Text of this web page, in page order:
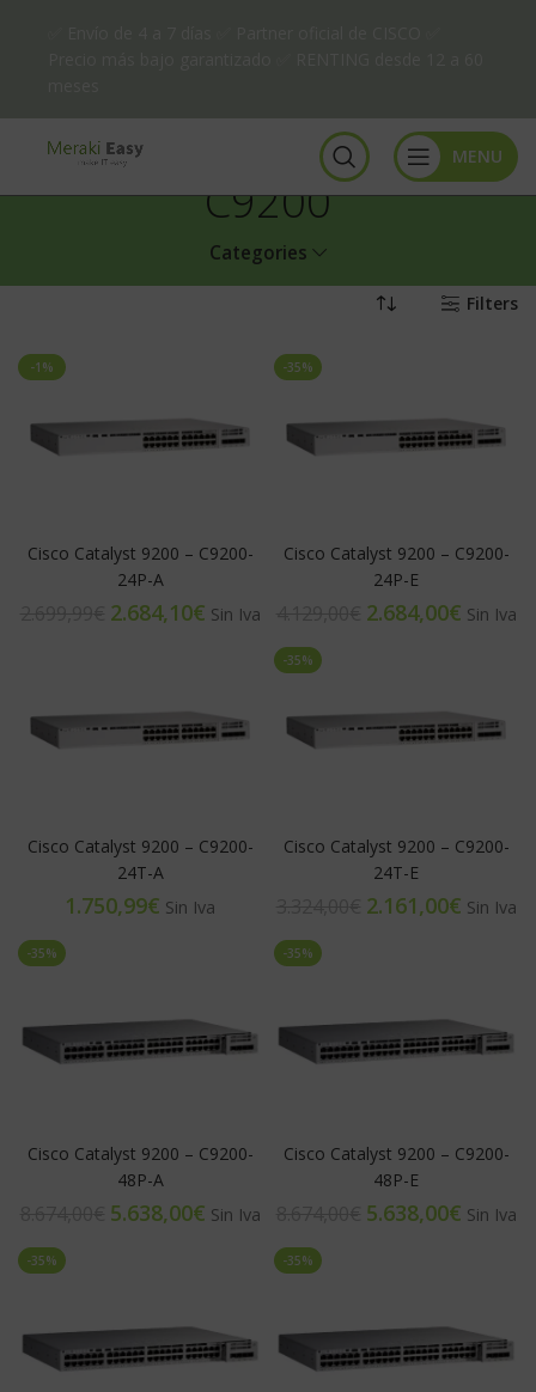
MENU
C9200
Categories
Filters
-1%
Cisco Catalyst 9200 – C9200-
24P-A
2.684,10€
-35%
Cisco Catalyst 9200 – C9200-
24P-E
2.684,00€
Cisco Catalyst 9200 – C9200-
24T-A
€
-35%
Cisco Catalyst 9200 – C9200-
24T-E
2.161,00€
-35%
Cisco Catalyst 9200 – C9200-
48P-A
5.638,00€
-35%
Cisco Catalyst 9200 – C9200-
48P-E
5.638,00€
-35% -35%